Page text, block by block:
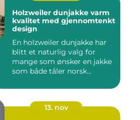
Holzweiler dunjakke varm
kvalitet med gjennomtenkt
design
En holzweiler dunjakke har
blitt et naturlig valg for
mange som ønsker en jakke
som både tåler norsk...
13. nov